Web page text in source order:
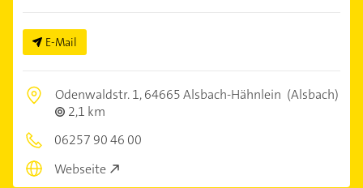
E-Mail
Odenwaldstr. 1,64665 Alsbach-Hähnlein (Alsbach)
2,1 km
06257 90 46 00
Webseite